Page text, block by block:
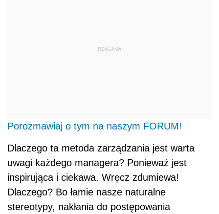
REKLAMA
Porozmawiaj o tym na naszym FORUM!
Dlaczego ta metoda zarządzania jest warta
uwagi każdego managera? Ponieważ jest
inspirująca i ciekawa. Wręcz zdumiewa!
Dlaczego? Bo łamie nasze naturalne
stereotypy, nakłania do postępowania